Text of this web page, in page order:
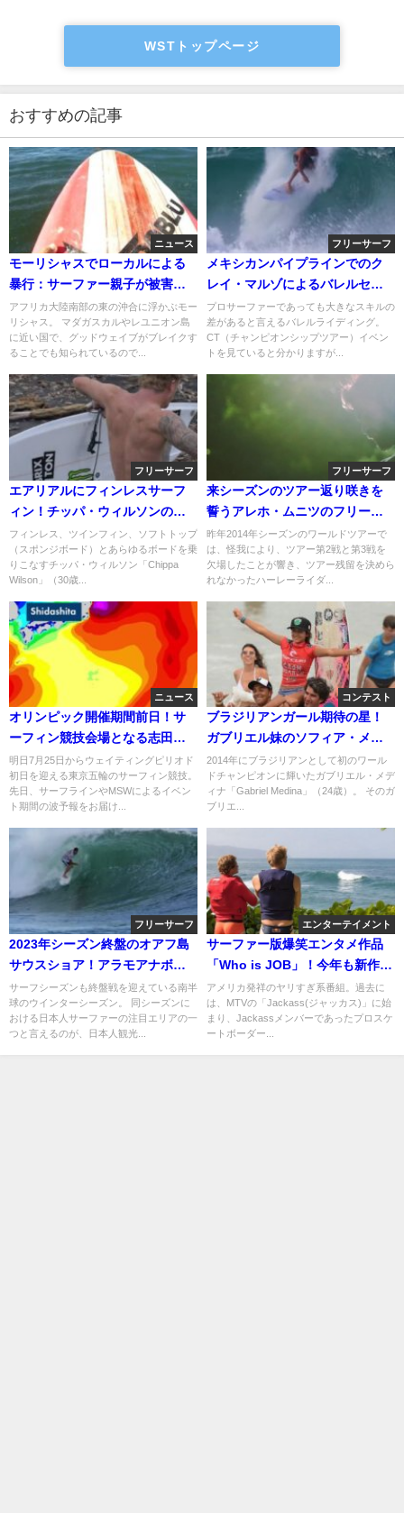
WSTトップページ
おすすめの記事
ニュース
モーリシャスでローカルによる
暴行：サーファー親子が被害を
負う事に
アフリカ大陸南部の東の沖合に浮かぶモー
リシャス。 マダガスカルやレユニオン島
に近い国で、グッドウェイブがブレイクす
ることでも知られているので...
フリーサーフ
メキシカンパイプラインでのク
レイ・マルゾによるバレルセッ
ション動画
プロサーファーであっても大きなスキルの
差があると言えるバレルライディング。
CT（チャンピオンシップツアー）イベン
トを見ていると分かりますが...
フリーサーフ
エアリアルにフィンレスサーフ
ィン！チッパ・ウィルソンのフ
リーサーフ動画
フィンレス、ツインフィン、ソフトトップ
（スポンジボード）とあらゆるボードを乗
りこなすチッパ・ウィルソン「Chippa
Wilson」（30歳...
フリーサーフ
来シーズンのツアー返り咲きを
誓うアレホ・ムニツのフリーサ
ーフ映像
昨年2014年シーズンのワールドツアーで
は、怪我により、ツアー第2戦と第3戦を
欠場したことが響き、ツアー残留を決めら
れなかったハーレーライダ...
ニュース
オリンピック開催期間前日！サ
ーフィン競技会場となる志田下
の波予報
明日7月25日からウェイティングピリオド
初日を迎える東京五輪のサーフィン競技。
先日、サーフラインやMSWによるイベン
ト期間の波予報をお届け...
コンテスト
ブラジリアンガール期待の星！
ガブリエル妹のソフィア・メデ
ィナが快挙
2014年にブラジリアンとして初のワール
ドチャンピオンに輝いたガブリエル・メデ
ィナ「Gabriel Medina」（24歳）。 そのガ
ブリエ...
フリーサーフ
2023年シーズン終盤のオアフ島
サウスショア！アラモアナボウ
ルでのフリーサーフ動画
サーフシーズンも終盤戦を迎えている南半
球のウインターシーズン。 同シーズンに
おける日本人サーファーの注目エリアの一
つと言えるのが、日本人観光...
エンターテイメント
サーファー版爆笑エンタメ作品
「Who is JOB」！今年も新作を
リリース
アメリカ発祥のヤリすぎ系番組。過去に
は、MTVの「Jackass(ジャッカス)」に始
まり、Jackassメンバーであったプロスケ
ートボーダー...